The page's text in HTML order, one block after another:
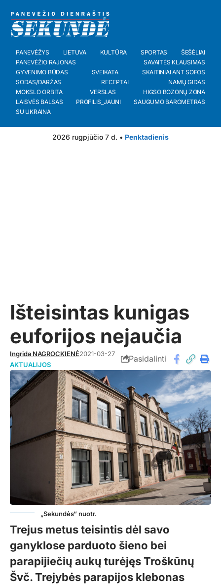
PANEVĖŽYS LIETUVA KULTŪRA SPORTAS
ŠEŠĖLIAI
PANEVĖŽIO RAJONAS
SAVAITĖS KLAUSIMAS
GYVENIMO BŪDAS
SVEIKATA
SKAITINIAI ANT SOFOS
SODAS/DARŽAS
RECEPTAI
NAMŲ GIDAS
MOKSLO ORBITA
VERSLAS
HIGSO BOZONŲ ZONA
LAISVĖS BALSAS
PROFILIS_JAUNI
SAUGUMO BAROMETRAS
SU UKRAINA
2026 rugpjūčio 7 d. • Penktadienis
Išteisintas kunigas
euforijos nejaučia
Ingrida NAGROCKIENĖ2021-03-27
AKTUALIJOS
Pasidalinti
„Sekundės“ nuotr.
Trejus metus teisintis dėl savo
ganyklose parduoto šieno bei
parapijiečių aukų turėjęs Troškūnų
Švč. Trejybės parapijos klebonas